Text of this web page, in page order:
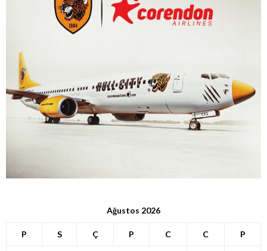
Ağustos 2026
P S Ç P C C P